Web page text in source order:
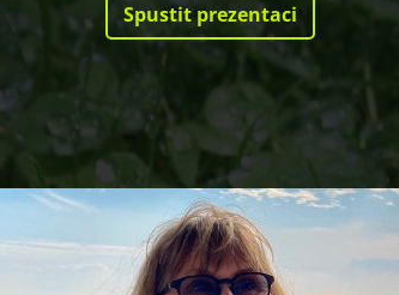
Spustit prezentaci